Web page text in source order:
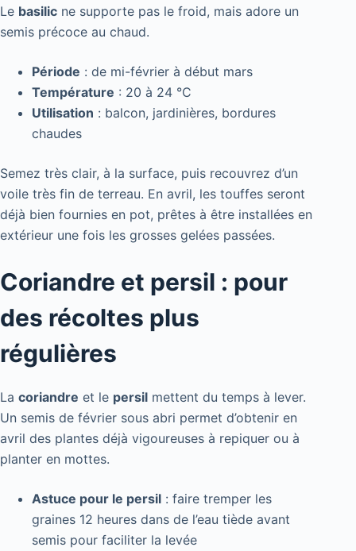
Le basilic ne supporte pas le froid, mais adore un
semis précoce au chaud.
Période : de mi-février à début mars
Température : 20 à 24 °C
Utilisation : balcon, jardinières, bordures
chaudes
Semez très clair, à la surface, puis recouvrez d’un
voile très fin de terreau. En avril, les touffes seront
déjà bien fournies en pot, prêtes à être installées en
extérieur une fois les grosses gelées passées.
Coriandre et persil : pour
des récoltes plus
régulières
La coriandre et le persil mettent du temps à lever.
Un semis de février sous abri permet d’obtenir en
avril des plantes déjà vigoureuses à repiquer ou à
planter en mottes.
Astuce pour le persil : faire tremper les
graines 12 heures dans de l’eau tiède avant
semis pour faciliter la levée